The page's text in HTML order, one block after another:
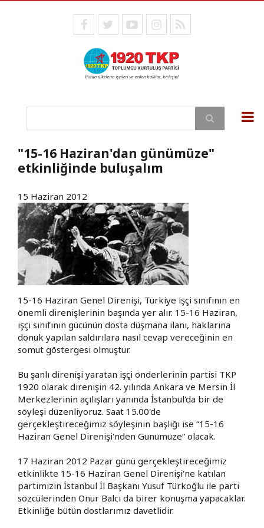
facebooktwitteryoutubeinstagram
RSS
Ara
"15-16 Haziran'dan günümüze"
etkinliğinde buluşalım
15 Haziran 2012
15-16 Haziran Genel Direnişi, Türkiye işçi sınıfının en
önemli direnişlerinin başında yer alır. 15-16 Haziran,
işçi sınıfının gücünün dosta düşmana ilanı, haklarına
dönük yapılan saldırılara nasıl cevap vereceğinin en
somut göstergesi olmuştur.
Bu şanlı direnişi yaratan işçi önderlerinin partisi TKP
1920 olarak direnişin 42. yılında Ankara ve Mersin İl
Merkezlerinin açılışları yanında İstanbul'da bir de
söyleşi düzenliyoruz. Saat 15.00'de
gerçekleştireceğimiz söyleşinin başlığı ise “15-16
Haziran Genel Direnişi'nden Günümüze” olacak.
17 Haziran 2012 Pazar günü gerçekleştireceğimiz
etkinlikte 15-16 Haziran Genel Direnişi'ne katılan
partimizin İstanbul İl Başkanı Yusuf Türkoğlu ile parti
sözcülerinden Onur Balcı da birer konuşma yapacaklar.
Etkinliğe bütün dostlarımız davetlidir.